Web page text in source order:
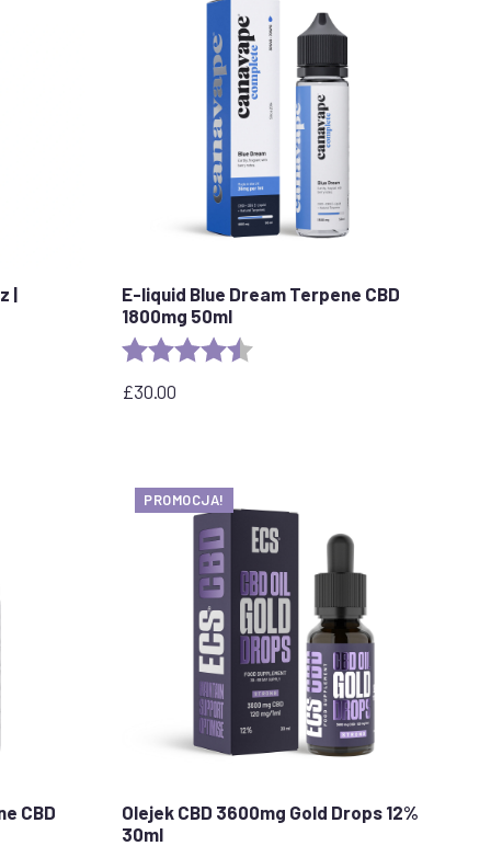
|
E-liquid Blue Dream Terpene CBD
1800mg 50ml
Ocena:
£30.00
CBD
PROMOCJA!
Olejek CBD 3600mg Gold Drops 12%
30ml